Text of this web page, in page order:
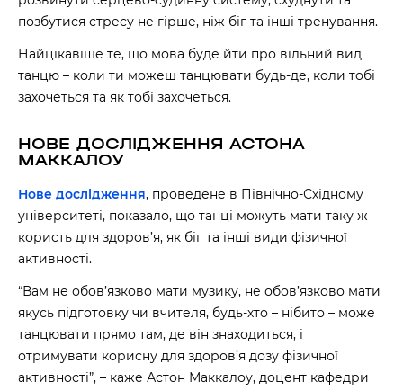
позбутися стресу не гірше, ніж біг та інші тренування.
Найцікавіше те, що мова буде йти про вільний вид
танцю – коли ти можеш танцювати будь-де, коли тобі
захочеться та як тобі захочеться.
НОВЕ ДОСЛІДЖЕННЯ АСТОНА
МАККАЛОУ
Нове дослідження, проведене в Північно-Східному
університеті, показало, що танці можуть мати таку ж
користь для здоров’я, як біг та інші види фізичної
активності.
“Вам не обов’язково мати музику, не обов’язково мати
якусь підготовку чи вчителя, будь-хто – нібито – може
танцювати прямо там, де він знаходиться, і
отримувати корисну для здоров’я дозу фізичної
активності”, – каже Астон Маккалоу, доцент кафедри